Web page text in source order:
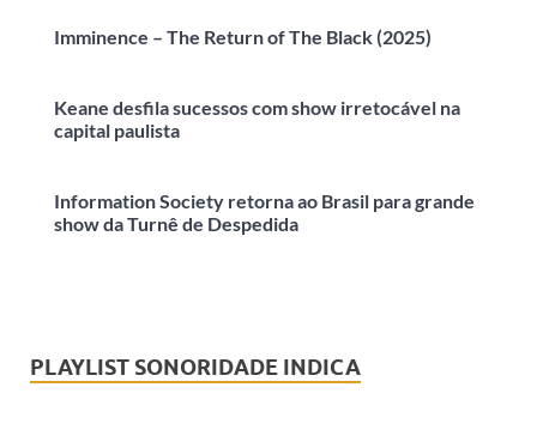
Imminence – The Return of The Black (2025)
Keane desfila sucessos com show irretocável na
capital paulista
Information Society retorna ao Brasil para grande
show da Turnê de Despedida
PLAYLIST SONORIDADE INDICA